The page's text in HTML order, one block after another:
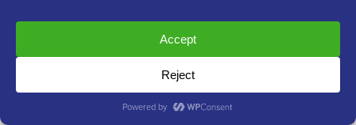
ディングができない人でもデザインが可能に
なります
あらゆるデザイン要素の深いカスタマイズ
役立つコミュニティ、チュートリアル、すぐ